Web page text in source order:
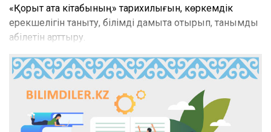
«Қорқыт ата кітабының» тарихилығын, көркемдік
ерекшелігін таныту, білімді дамыта отырып, танымдық
қабілетін арттыру.